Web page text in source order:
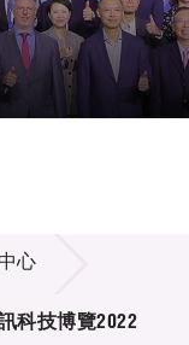
心
科技博覽2022